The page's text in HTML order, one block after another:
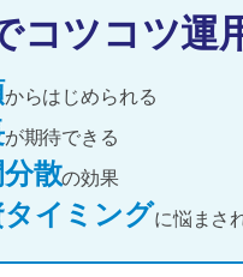
コツコツ運
からはじめられる
が期待できる
散の効果
イミングに悩まさ